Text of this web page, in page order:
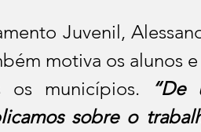
Juvenil,
motiva os alunos
municípios. “De
sobre o